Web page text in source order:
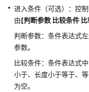
支
持
区
域
系
统
权
限
进入条件（可选）：控
由[判断参数 比较条件
判断参数：条件表达式
参数。
比较条件：条件表达式
小于、长度小于等于、
为空。